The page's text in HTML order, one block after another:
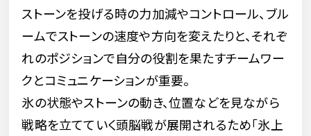
ストーンを投げる時の力加減やコントロール、ブル
ームでストーンの速度や方向を変えたりと、それぞ
れのポジションで自分の役割を果たすチームワー
クとコミュニケーションが重要。
氷の状態やストーンの動き、位置などを見ながら
戦略を立てていく頭脳戦が展開されるため「氷上